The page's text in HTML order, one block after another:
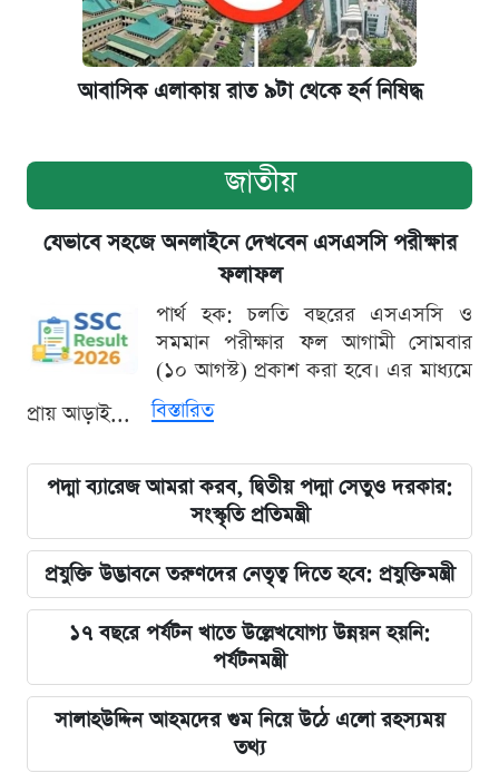
আবাসিক এলাকায় রাত ৯টা থেকে হর্ন নিষিদ্ধ
জাতীয়
যেভাবে সহজে অনলাইনে দেখবেন এসএসসি পরীক্ষার
ফলাফল
পার্থ হক: চলতি বছরের এসএসসি ও
সমমান পরীক্ষার ফল আগামী সোমবার
(১০ আগস্ট) প্রকাশ করা হবে। এর মাধ্যমে
প্রায় আড়াই...
বিস্তারিত
পদ্মা ব্যারেজ আমরা করব, দ্বিতীয় পদ্মা সেতুও দরকার:
সংস্কৃতি প্রতিমন্ত্রী
প্রযুক্তি উদ্ভাবনে তরুণদের নেতৃত্ব দিতে হবে: প্রযুক্তিমন্ত্রী
১৭ বছরে পর্যটন খাতে উল্লেখযোগ্য উন্নয়ন হয়নি:
পর্যটনমন্ত্রী
সালাহউদ্দিন আহমদের গুম নিয়ে উঠে এলো রহস্যময়
তথ্য